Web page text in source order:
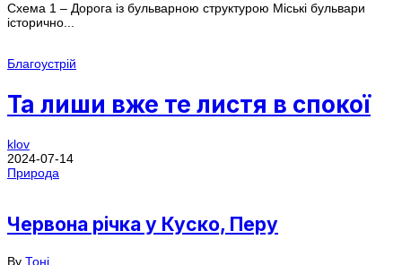
Схема 1 – Дорога із бульварною структурою Міські бульвари
історично...
Благоустрій
Та лиши вже те листя в спокої
klov
2024-07-14
Природа
Червона річка у Куско, Перу
By Тоні